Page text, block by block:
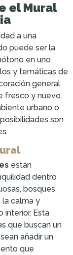
el Mural
a una
puede ser la
en uno
y temáticas de
general
fresco y nuevo.
urbano o
son
están
dentro
bosques
la calma y
interior. Esta
que buscan un
añadir un
que